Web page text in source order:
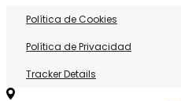
Política de Cookies
Política de Privacidad
Tracker Details